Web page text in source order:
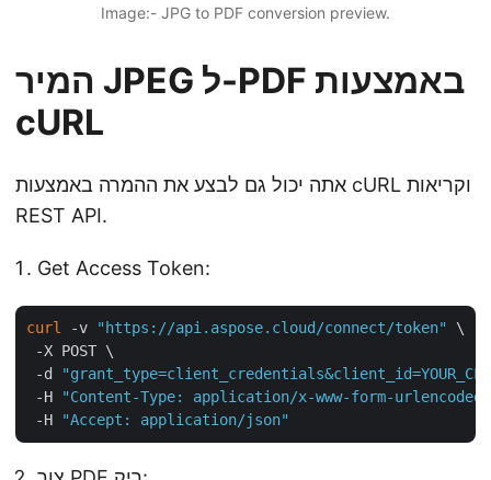
Image:- JPG to PDF conversion preview.
המיר JPEG ל-PDF באמצעות
cURL
אתה יכול גם לבצע את ההמרה באמצעות cURL וקריאות
REST API.
Get Access Token:
curl -v "https://api.aspose.cloud/connect/token"
\
-X POST \
-d
-H
"Content-Type: application/x-www-form-urlencoded"
-H
"Accept: application/json"